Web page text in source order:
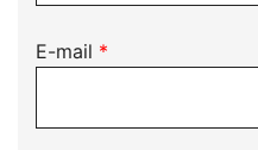
E-mail *